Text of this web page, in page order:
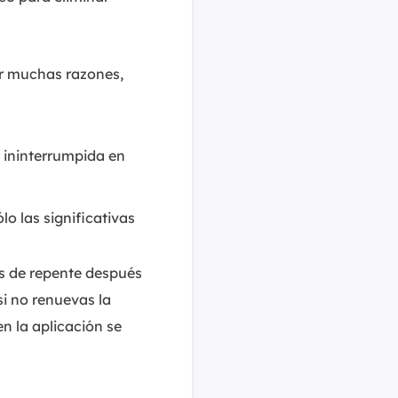
muchas razones,
en
las significativas
de repente después
no renuevas la
la aplicación se